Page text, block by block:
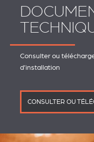
Consulter ou
d’installation
CONSULTER OU